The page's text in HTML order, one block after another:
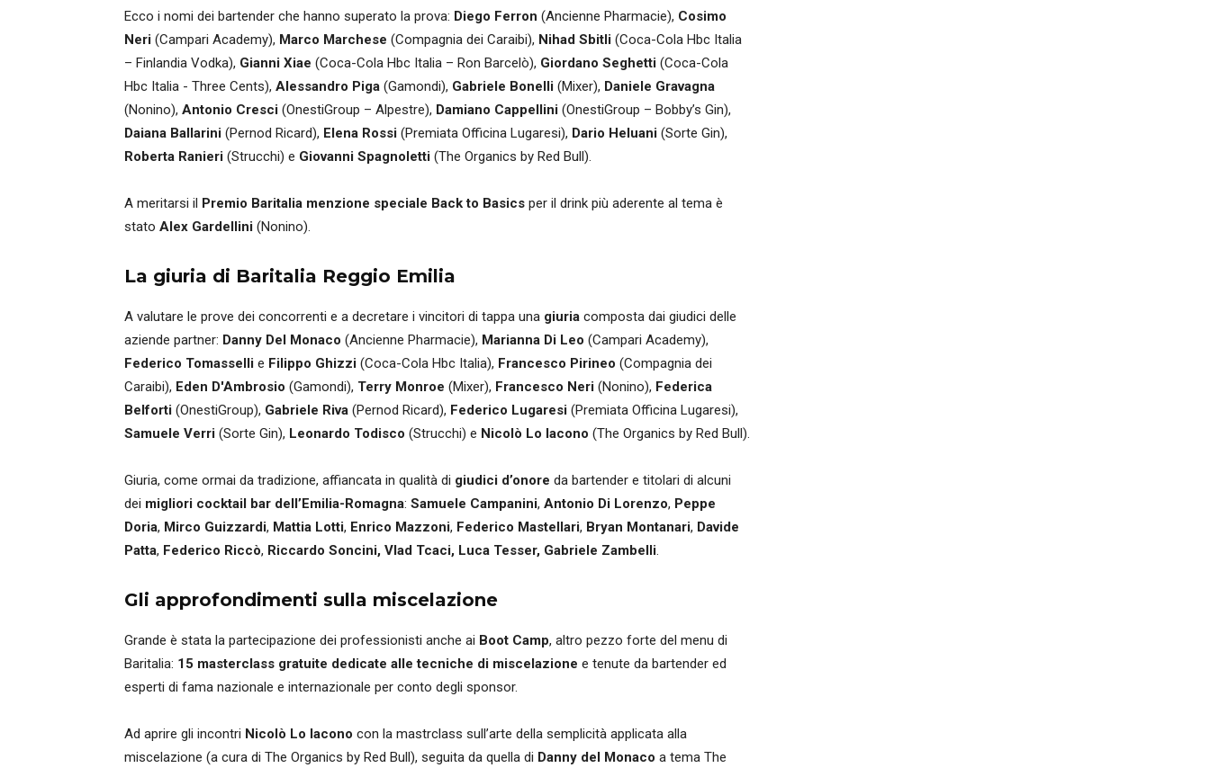
Ecco i nomi dei bartender che hanno superato la prova: Diego Ferron (Ancienne Pharmacie), Cosimo
Neri (Campari Academy), Marco Marchese (Compagnia dei Caraibi), Nihad Sbitli (Coca-Cola Hbc Italia
– Finlandia Vodka), Gianni Xiae (Coca-Cola Hbc Italia – Ron Barcelò), Giordano Seghetti (Coca-Cola
Hbc Italia - Three Cents), Alessandro Piga (Gamondi), Gabriele Bonelli (Mixer), Daniele Gravagna
(Nonino), Antonio Cresci (OnestiGroup – Alpestre), Damiano Cappellini (OnestiGroup – Bobby’s Gin),
Daiana Ballarini (Pernod Ricard), Elena Rossi (Premiata Officina Lugaresi), Dario Heluani (Sorte Gin),
Roberta Ranieri (Strucchi) e Giovanni Spagnoletti (The Organics by Red Bull).
A meritarsi il Premio Baritalia menzione speciale Back to Basics per il drink più aderente al tema è
stato Alex Gardellini (Nonino).
La giuria di Baritalia Reggio Emilia
A valutare le prove dei concorrenti e a decretare i vincitori di tappa una giuria composta dai giudici delle
aziende partner: Danny Del Monaco (Ancienne Pharmacie), Marianna Di Leo (Campari Academy),
Federico Tomasselli e Filippo Ghizzi (Coca-Cola Hbc Italia), Francesco Pirineo (Compagnia dei
Caraibi), Eden D'Ambrosio (Gamondi), Terry Monroe (Mixer), Francesco Neri (Nonino), Federica
Belforti (OnestiGroup), Gabriele Riva (Pernod Ricard), Federico Lugaresi (Premiata Officina Lugaresi),
Samuele Verri (Sorte Gin), Leonardo Todisco (Strucchi) e Nicolò Lo Iacono (The Organics by Red Bull).
Giuria, come ormai da tradizione, affiancata in qualità di giudici d’onore da bartender e titolari di alcuni
dei migliori cocktail bar dell’Emilia-Romagna: Samuele Campanini, Antonio Di Lorenzo, Peppe
Doria, Mirco Guizzardi, Mattia Lotti, Enrico Mazzoni, Federico Mastellari, Bryan Montanari, Davide
Patta, Federico Riccò, Riccardo Soncini, Vlad Tcaci, Luca Tesser, Gabriele Zambelli.
Gli approfondimenti sulla miscelazione
Grande è stata la partecipazione dei professionisti anche ai Boot Camp, altro pezzo forte del menu di
Baritalia: 15 masterclass gratuite dedicate alle tecniche di miscelazione e tenute da bartender ed
esperti di fama nazionale e internazionale per conto degli sponsor.
Ad aprire gli incontri Nicolò Lo Iacono con la mastrclass sull’arte della semplicità applicata alla
miscelazione (a cura di The Organics by Red Bull), seguita da quella di Danny del Monaco a tema The